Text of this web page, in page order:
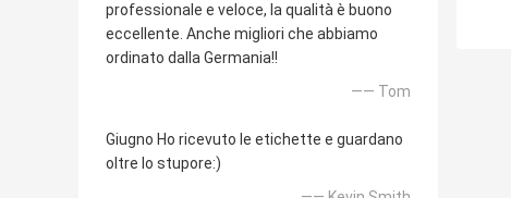
professionale e veloce, la qualità è buono
eccellente. Anche migliori che abbiamo
ordinato dalla Germania!!
—— Tom
Giugno Ho ricevuto le etichette e guardano
oltre lo stupore:)